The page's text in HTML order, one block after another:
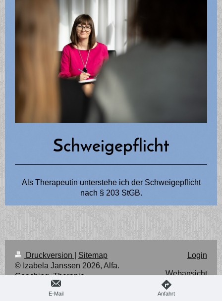
Schweigepflicht
Als Therapeutin unterstehe ich der Schweigepflicht
nach § 203 StGB.
Druckversion
Sitemap
© Izabela Janssen 2026, Alfa.
Coaching, Therapie,
Supervision und Training.
Login
Webansicht
E-Mail Anfahrt